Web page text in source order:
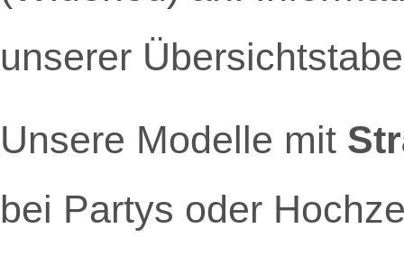
unserer
Unsere Modelle mit
bei Partys oder